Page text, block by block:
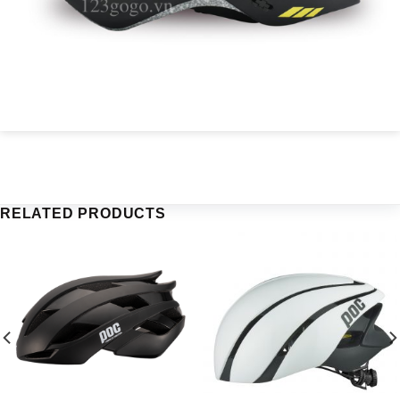
RELATED PRODUCTS